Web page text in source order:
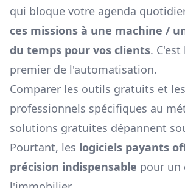
qui bloque votre agenda
ces missions à une machine /
du temps pour vos clients.
premier de l'automatisation.
Comparer les outils gratuits et
professionnels spécifiques au
solutions gratuites dépannent
Pourtant, les logiciels payants
précision indispensable pour un